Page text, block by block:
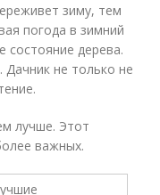
зиму, тем
погода в зимний
состояние дерева.
не только не
лучше. Этот
важных.